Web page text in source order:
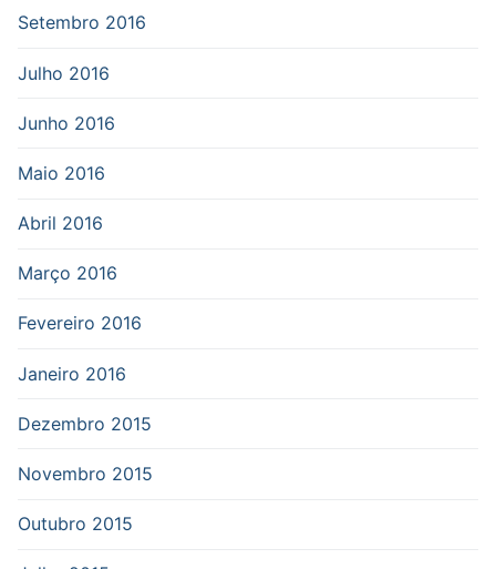
Setembro 2016
Julho 2016
Junho 2016
Maio 2016
Abril 2016
Março 2016
Fevereiro 2016
Janeiro 2016
Dezembro 2015
Novembro 2015
Outubro 2015